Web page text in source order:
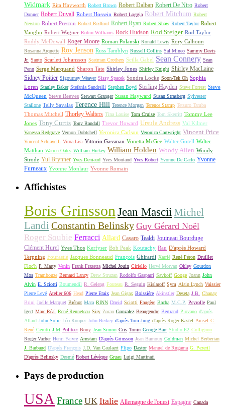
Widmark Rita Hayworth Robert Brown Robert Dalban Robert De Niro Robert
Donner Robert Duvall Robert Hossein Robert Loggia Robert Mitchum Robert
Newton Robert Preston Robert Redford Robert Ryan Robert Shaw Robert Taylor Robert
Vaughn Robert Wagner Robin Williams Rock Hudson Rod Steiger Rod Taylor
Roddy McDowall Roger Moore Roman Polanski Ronald Lewis Rory Calhoun
Rosanna Arquette Roy Jenson Russ Tamblyn Russell Collins Sal Mineo Sammy Davis
Jr. Santo Scarlett Johansson Scatman Crothers Scilla Gabel Sean Connery Sean
Penn Serge Marquand Sharon Tate Shirley Jones Shirley Knight Shirley MacLaine
Sidney Poitier Sigourney Weaver Sissy Spacek Sondra Locke Soon-Tek Oh Sophia
Loren Stanley Baker Stefania Sandrelli Stephen Boyd Sterling Hayden Steve Forrest Steve
McQueen Steve Reeves Stewart Granger Susan Hayward Susan Strasberg Sylvester
Stallone Telly Savalas Terence Hill Terence Morgan Terence Stamp Tetsuro Tamba
Thomas Mitchell Thorley Walters Tina Louise Tom Cruise Tom Skerritt Tommy Lee
Jones Tony Curtis Tony Randall Trevor Howard Ursula Andress Val Kilmer
Vanessa Redgrave Vernon Dobtcheff Veronica Carlson Veronica Cartwright Vincent Price
Vincent Schiavelli Virna Lisi Vittorio Gassman Vonetta McGee Walter Gotell Walter
Matthau Warren Oates William Hickey William Holden Woody Allen Woody
Strode Yul Brynner Yves Deniaud Yves Montand Yves Robert Yvonne De Carlo Yvonne
Furneaux Yvonne Monlaur Yvonne Romain
Affichistes
Boris Grinsson Jean Mascii Michel
LandiConstantin Belinsky Guy Gérard Noël
Roger Soubie Ferracci Allard Casaro Tealdi Jouineau Bourduge
Clément Hurel Yves Thos Kerfyser Bob Peak Koutachy Rau D'après Howard
Terpning Fourastié Jacques Bonneaud François Ghirardi Xarrié René Péron Druillet
Floc'h P. Marty Venin Frank Frazetta Michel Jouin Ciriello Hervé Morvan Okley Gourdon
Mos Trambouze Bernard Lancy Drew Struzan Rodolfo Gasparri Savkoff Googe Joann John
Alvin E. Sciotti Boumendil R. Geleng Fouteau R. Seguin Kislaroff Sym Alain Lynch Vaissier
Pierre Levé Atelier 606 Head Pierre Etaix Jean Gigax Boissière Akinstler Deseta J.B.
Chanay
Brini Joëlle Marquet Brénot Mara RINN David Sciotti Faugère Bacha M.C.P. Peyrolle Paul
Igert Marc Réal René Renneteau Siry Zoran Gonzalez Beaugendre Bertrand Piovano d'après
Allard John Solie Léo Kouper John Berkey d'après Tom Jung d'après Roger Kastel Amsel C.
René Cerutti J.M Politeer Bouy Jean Simon Cris Tonin George Barr Studio E2 Collignon
Roger Vacher Henri Faivre Arnstam D'après Grinsson Jean Barnoux Goldman Michel Berberian
J. Barbaud D'après François J.D. Van Caulaert Flipo Dastor Manuel de Rugama G. Pezeril
D'après Belinsky Desmé Robert Lévèque Gruau Luigi Martinati
Pays de production
USA France UK Italie Allemagne de l'ouest Espagne Canada